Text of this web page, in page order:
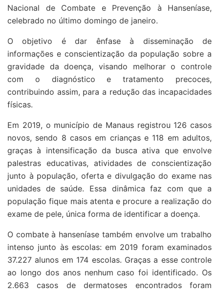
Nacional de Combate e Prevenção à Hanseníase,
celebrado no último domingo de janeiro.
O objetivo é dar ênfase à disseminação de
informações e conscientização da população sobre a
gravidade da doença, visando melhorar o controle
com o diagnóstico e tratamento precoces,
contribuindo assim, para a redução das incapacidades
físicas.
Em 2019, o município de Manaus registrou 126 casos
novos, sendo 8 casos em crianças e 118 em adultos,
graças à intensificação da busca ativa que envolve
palestras educativas, atividades de conscientização
junto à população, oferta e divulgação do exame nas
unidades de saúde. Essa dinâmica faz com que a
população fique mais atenta e procure a realização do
exame de pele, única forma de identificar a doença.
O combate à hanseníase também envolve um trabalho
intenso junto às escolas: em 2019 foram examinados
37.227 alunos em 174 escolas. Graças a esse controle
ao longo dos anos nenhum caso foi identificado. Os
2.663 casos de dermatoses encontrados foram